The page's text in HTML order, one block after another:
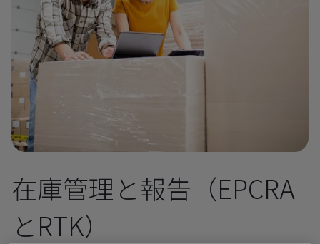
在庫管理と報告（EPCRA
とRTK）